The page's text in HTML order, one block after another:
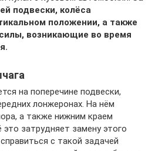
подвески, колёса
положении, а также
возникающие во время
на поперечине подвески,
лонжеронах. На нём
а также нижним краем
это затрудняет замену этого
с такой задачей